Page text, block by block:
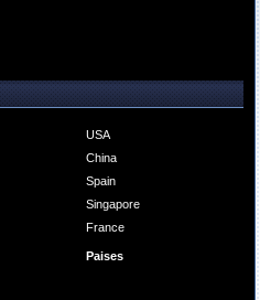
USA
China
Spain
Singapore
France
Paises